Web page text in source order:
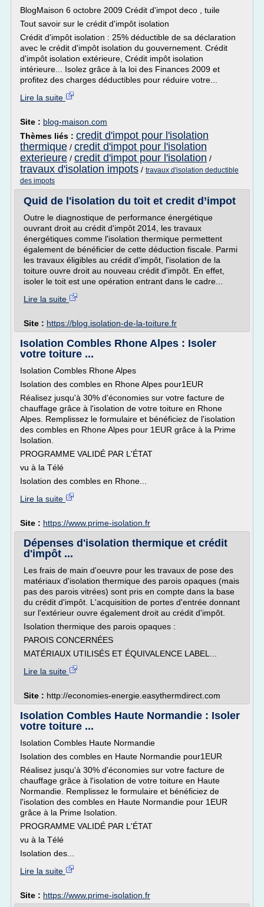
BlogMaison 6 octobre 2009 Crédit d'impot deco , tuile
Tout savoir sur le crédit d'impôt isolation
Crédit d'impôt isolation : 25% déductible de sa déclaration
avec le crédit d'impôt isolation du gouvernement. Crédit
d'impôt isolation extérieure, Crédit impôt isolation
intérieure... Isolez grâce à la loi des Finances 2009 et
profitez des charges déductibles pour réduire votre...
Lire la suite
Site : blog-maison.com
Thèmes liés : credit d'impot pour l'isolation
thermique / credit d'impot pour l'isolation
exterieure / credit d'impot pour l'isolation /
travaux d'isolation impots / travaux d'isolation deductible
des impots
Quid de l'isolation du toit et credit d’impot
Outre le diagnostique de performance énergétique
ouvrant droit au crédit d'impôt 2014, les travaux
énergétiques comme l'isolation thermique permettent
également de bénéficier de cette déduction fiscale. Parmi
les travaux éligibles au crédit d'impôt, l'isolation de la
toiture ouvre droit au nouveau crédit d'impôt. En effet,
isoler le toit est une opération entrant dans le cadre...
Lire la suite
Site : https://blog.isolation-de-la-toiture.fr
Isolation Combles Rhone Alpes : Isoler
votre toiture ...
Isolation Combles Rhone Alpes
Isolation des combles en Rhone Alpes pour1EUR
Réalisez jusqu'à 30% d'économies sur votre facture de
chauffage grâce à l'isolation de votre toiture en Rhone
Alpes. Remplissez le formulaire et bénéficiez de l'isolation
des combles en Rhone Alpes pour 1EUR grâce à la Prime
Isolation.
PROGRAMME VALIDÉ PAR L'ÉTAT
vu à la Télé
Isolation des combles en Rhone...
Lire la suite
Site : https://www.prime-isolation.fr
Dépenses d'isolation thermique et crédit
d'impôt ...
Les frais de main d'oeuvre pour les travaux de pose des
matériaux d'isolation thermique des parois opaques (mais
pas des parois vitrées) sont pris en compte dans la base
du crédit d'impôt. L'acquisition de portes d'entrée donnant
sur l'extérieur ouvre également droit au crédit d'impôt.
Isolation thermique des parois opaques :
PAROIS CONCERNÉES
MATÉRIAUX UTILISÉS ET ÉQUIVALENCE LABEL...
Lire la suite
Site : http://economies-energie.easythermdirect.com
Isolation Combles Haute Normandie : Isoler
votre toiture ...
Isolation Combles Haute Normandie
Isolation des combles en Haute Normandie pour1EUR
Réalisez jusqu'à 30% d'économies sur votre facture de
chauffage grâce à l'isolation de votre toiture en Haute
Normandie. Remplissez le formulaire et bénéficiez de
l'isolation des combles en Haute Normandie pour 1EUR
grâce à la Prime Isolation.
PROGRAMME VALIDÉ PAR L'ÉTAT
vu à la Télé
Isolation des...
Lire la suite
Site : https://www.prime-isolation.fr